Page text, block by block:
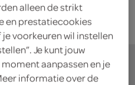
alleen de strikt
en prestatiecookies
voorkeuren wil instellen
Je kunt jouw
aanpassen en je
informatie over de